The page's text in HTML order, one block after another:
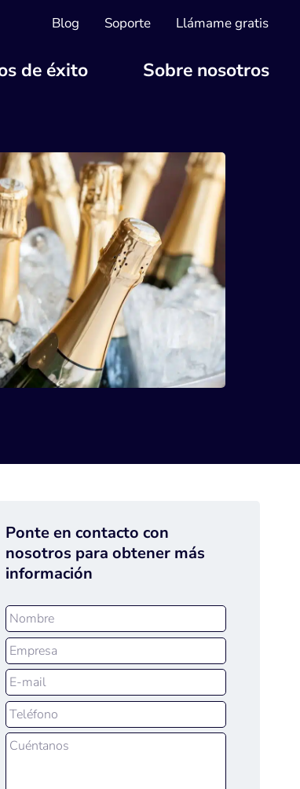
Blog Soporte Llámame gratis
de éxito Sobre nosotros
Ponte en contacto con
nosotros para obtener más
información